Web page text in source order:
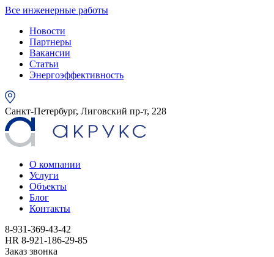
Все инженерные работы
Новости
Партнеры
Вакансии
Статьи
Энергоэффективность
Санкт-Петербург, Лиговский пр-т, 228
О компании
Услуги
Объекты
Блог
Контакты
8-931-369-43-42
HR 8-921-186-29-85
Заказ звонка